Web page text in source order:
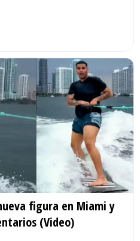
figura en Miami y
(Video)